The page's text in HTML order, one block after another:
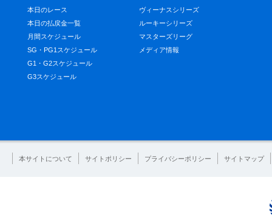
本日のレース
本日の払戻金一覧
月間スケジュール
SG・PG1スケジュール
G1・G2スケジュール
G3スケジュール
ヴィーナスシリーズ
ルーキーシリーズ
マスターズリーグ
メディア情報
本サイトについて サイトポリシー プライバシーポリシー サイトマップ